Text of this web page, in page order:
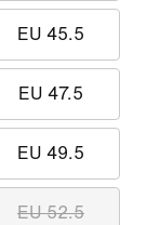
EU 45.5
EU 47.5
EU 49.5
EU 52.5